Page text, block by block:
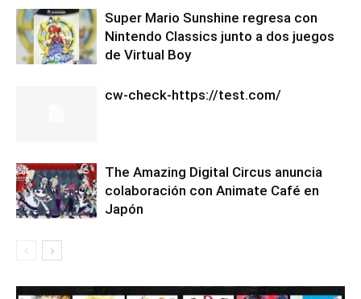
Super Mario Sunshine regresa con
Nintendo Classics junto a dos juegos
de Virtual Boy
cw-check-https://test.com/
The Amazing Digital Circus anuncia
colaboración con Animate Café en
Japón